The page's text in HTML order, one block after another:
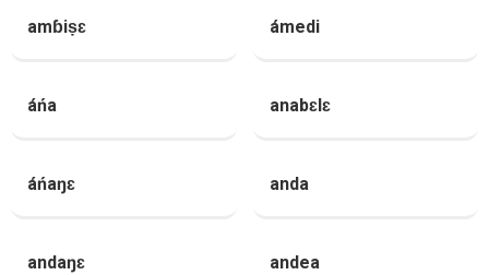
amɓiṣɛ ámedi
áńa anabɛlɛ
áńaŋɛ anda
andaŋɛ andea